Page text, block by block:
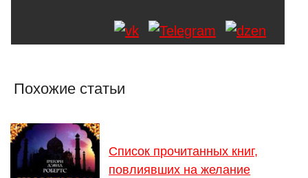
Похожие статьи
Список прочитанных книг,
повлиявших на желание